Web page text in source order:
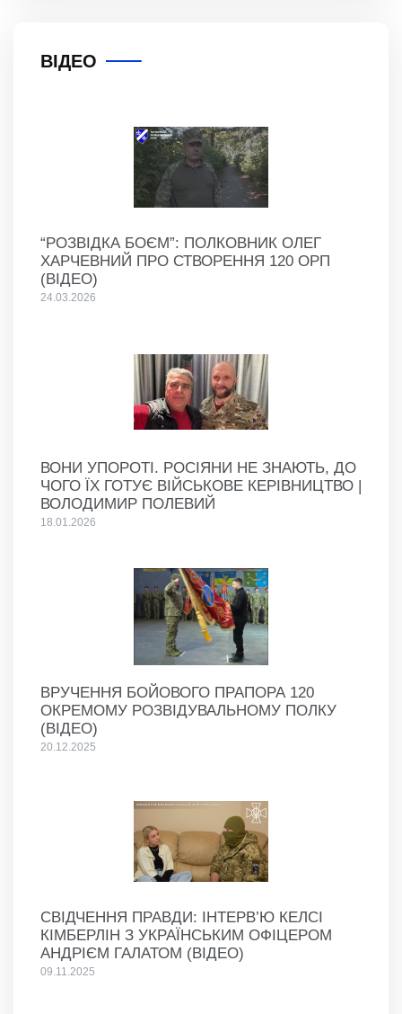
ВІДЕО
“РОЗВІДКА БОЄМ”: ПОЛКОВНИК ОЛЕГ
ХАРЧЕВНИЙ ПРО СТВОРЕННЯ 120 ОРП
(ВІДЕО)
24.03.2026
ВОНИ УПОРОТІ. РОСІЯНИ НЕ ЗНАЮТЬ, ДО
ЧОГО ЇХ ГОТУЄ ВІЙСЬКОВЕ КЕРІВНИЦТВО |
ВОЛОДИМИР ПОЛЕВИЙ
18.01.2026
ВРУЧЕННЯ БОЙОВОГО ПРАПОРА 120
ОКРЕМОМУ РОЗВІДУВАЛЬНОМУ ПОЛКУ
(ВІДЕО)
20.12.2025
СВІДЧЕННЯ ПРАВДИ: ІНТЕРВ’Ю КЕЛСІ
КІМБЕРЛІН З УКРАЇНСЬКИМ ОФІЦЕРОМ
АНДРІЄМ ГАЛАТОМ (ВІДЕО)
09.11.2025